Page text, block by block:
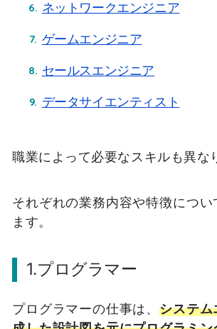
ネットワークエンジニア
ゲームエンジニア
セールスエンジニア
データサイエンティスト
職業によって必要なスキルも異な
それぞれの業務内容や特徴につい
ます。
1.プログラマー
プログラマーの仕事は、システム